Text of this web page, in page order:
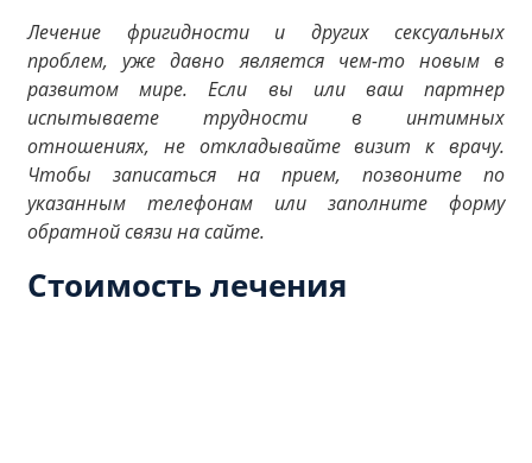
Лечение фригидности и других сексуальных
проблем, уже давно является чем-то новым в
развитом мире. Если вы или ваш партнер
испытываете трудности в интимных
отношениях, не откладывайте визит к врачу.
Чтобы записаться на прием, позвоните по
указанным телефонам или заполните форму
обратной связи на сайте.
Стоимость лечения